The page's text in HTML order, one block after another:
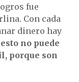
fue
Con cada
dinero hay
no puede
porque son